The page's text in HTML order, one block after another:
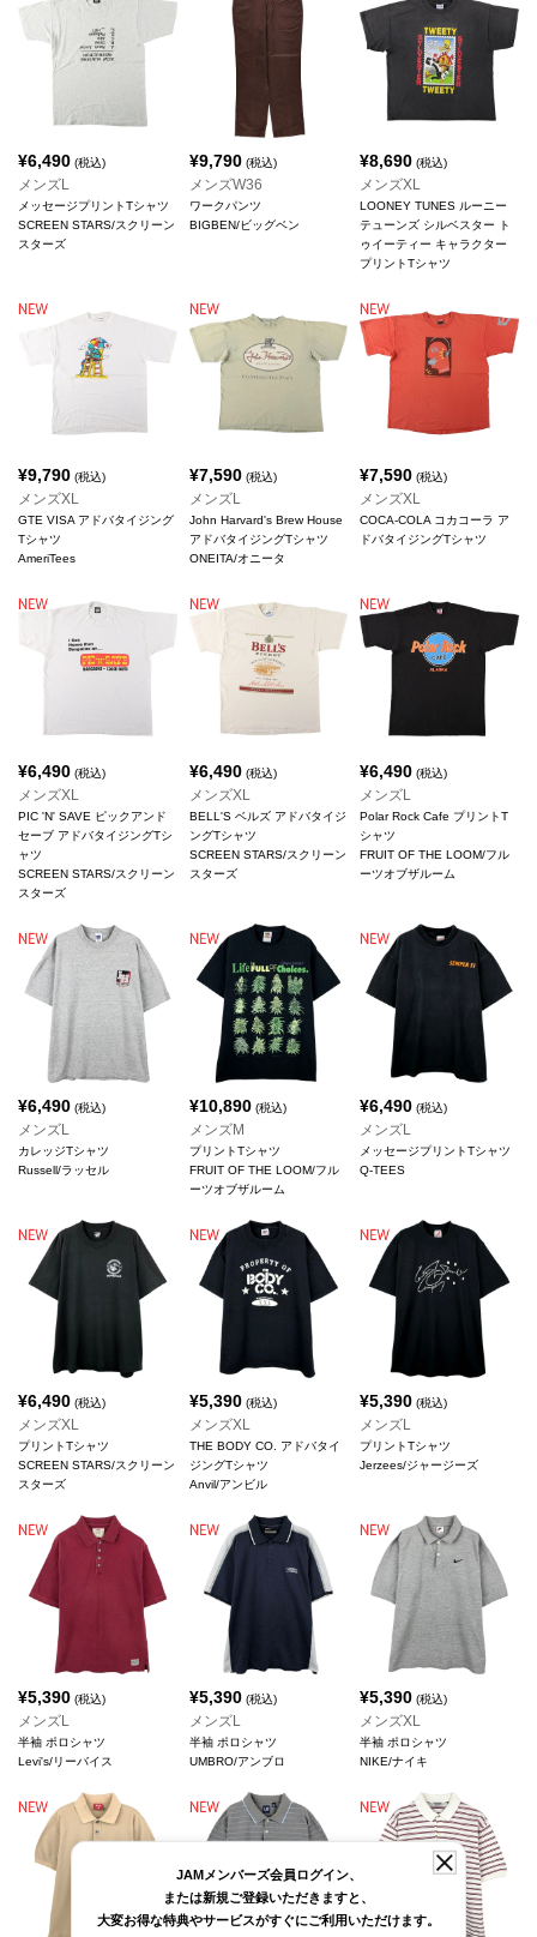
¥6,490 (税込)
メンズL
メッセージプリントTシャツ
SCREEN STARS/スクリーン
スターズ
¥9,790(税込)
メンズW36
ワークパンツ
BIGBEN/ビッグベン
¥8,690 (税込)
メンズXL
LOONEY TUNES ルーニー
テューンズ シルベスター ト
ゥイーティー キャラクター
プリントTシャツ
¥9,790 (税込)
メンズXL
GTE VISA アドバタイジング
Tシャツ
AmeriTees
¥7,590(税込)
メンズL
John Harvard's Brew House
アドバタイジングTシャツ
ONEITA/オニータ
¥7,590 (税込)
メンズXL
COCA-COLA コカコーラ ア
ドバタイジングTシャツ
¥6,490 (税込)
メンズXL
PIC 'N' SAVE ピックアンド
セーブ アドバタイジングTシ
ャツ
SCREEN STARS/スクリーン
スターズ
¥6,490(税込)
メンズXL
BELL'S ベルズ アドバタイジ
ングTシャツ
SCREEN STARS/スクリーン
スターズ
¥6,490 (税込)
メンズL
Polar Rock Cafe プリントT
シャツ
FRUIT OF THE LOOM/フル
ーツオブザルーム
¥6,490 (税込)
メンズL
カレッジTシャツ
Russell/ラッセル
¥10,890(税込)
メンズM
プリントTシャツ
FRUIT OF THE LOOM/フル
ーツオブザルーム
¥6,490 (税込)
メンズL
メッセージプリントTシャツ
Q-TEES
¥6,490 (税込)
メンズXL
プリントTシャツ
SCREEN STARS/スクリーン
スターズ
¥5,390(税込)
メンズXL
THE BODY CO. アドバタイ
ジングTシャツ
Anvil/アンビル
¥5,390 (税込)
メンズL
プリントTシャツ
Jerzees/ジャージーズ
¥5,390 (税込)
メンズL
半袖 ポロシャツ
Levi's/リーバイス
¥5,390(税込)
メンズL
半袖 ポロシャツ
UMBRO/アンブロ
¥5,390 (税込)
メンズXL
半袖 ポロシャツ
NIKE/ナイキ
JAMメンバーズ会員ログイン、
または新規ご登録いただきますと、
大変お得な特典やサービスがすぐにご利用いただけます。